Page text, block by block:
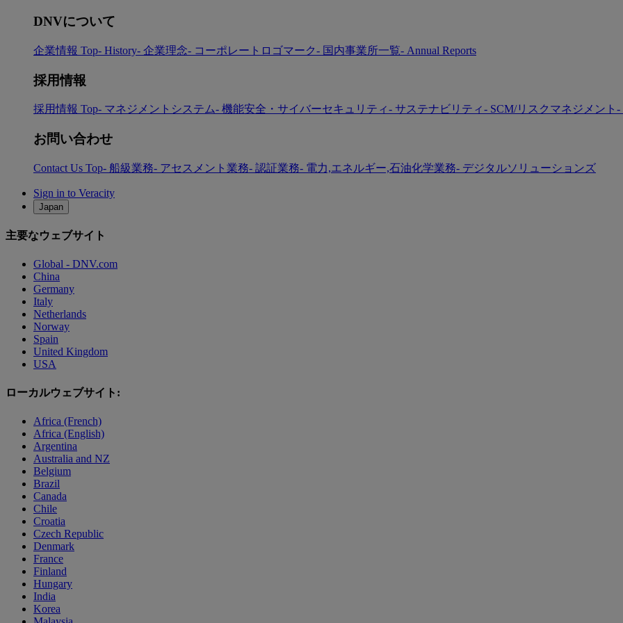
DNVについて
企業情報 Top- History- 企業理念- コーポレートロゴマーク- 国内事業所一覧- Annual Reports
採用情報
採用情報 Top- マネジメントシステム- 機能安全・サイバーセキュリティ- サステナビリティ- SCM/リスクマネジメント -
お問い合わせ
Contact Us Top- 船級業務- アセスメント業務- 認証業務- 電力,エネルギー,石油化学業務- デジタルソリューションズ
Sign in to Veracity
Japan
主要なウェブサイト
Global - DNV.com
China
Germany
Italy
Netherlands
Norway
Spain
United Kingdom
USA
ローカルウェブサイト:
Africa (French)
Africa (English)
Argentina
Australia and NZ
Belgium
Brazil
Canada
Chile
Croatia
Czech Republic
Denmark
France
Finland
Hungary
India
Korea